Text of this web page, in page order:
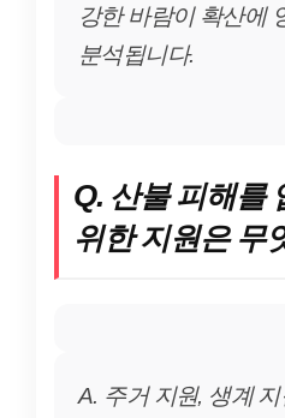
강한 바람이 확산에
분석됩니다.
Q. 산불 피해를
위한 지원은 무
A. 주거 지원, 생계